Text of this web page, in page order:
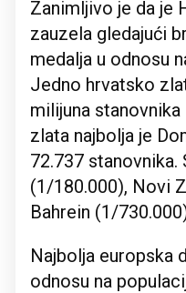
Zanimljivo je da je
zauzela gledajući
medalja u odnosu
Jedno hrvatsko
milijuna
zlata najbolja je
72.737 stanovnika.
(1/180.000), Novi
Bahrein (1/
Najbolja europska
odnosu na